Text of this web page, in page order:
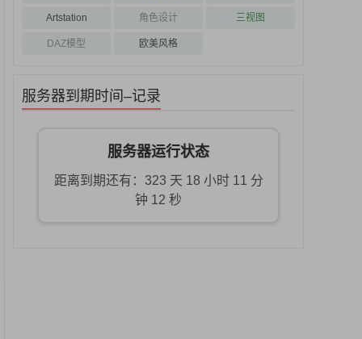
Artstation 角色设计 三视图
DAZ模型 欧美风格
服务器到期时间–记录
服务器运行状态
距离到期还有：323 天 18 小时 11 分
钟 11 秒